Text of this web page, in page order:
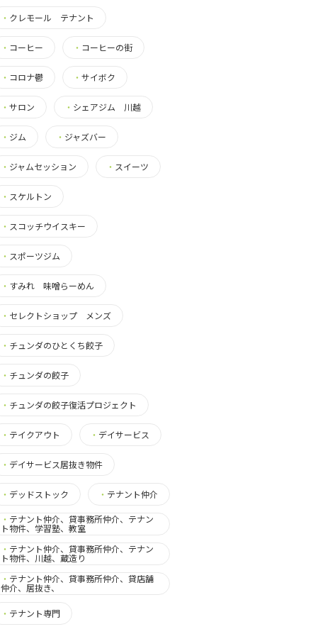
・ クレモール テナント
・ コーヒー ・ コーヒーの街
・ コロナ鬱 ・ サイボク
・ サロン ・ シェアジム 川越
・ ジム ・ ジャズバー
・ ジャムセッション ・ スイーツ
・ スケルトン
・ スコッチウイスキー
・ スポーツジム
・ すみれ 味噌らーめん
・ セレクトショップ メンズ
・ チュンダのひとくち餃子
・ チュンダの餃子
・ チュンダの餃子復活プロジェクト
・ テイクアウト ・ デイサービス
・ デイサービス居抜き物件
・ デッドストック ・ テナント仲介
・ テナント仲介、貸事務所仲介、テナン
ト物件、学習塾、教室
・ テナント仲介、貸事務所仲介、テナン
ト物件、川越、蔵造り
・ テナント仲介、貸事務所仲介、貸店舗
仲介、居抜き、
・ テナント専門